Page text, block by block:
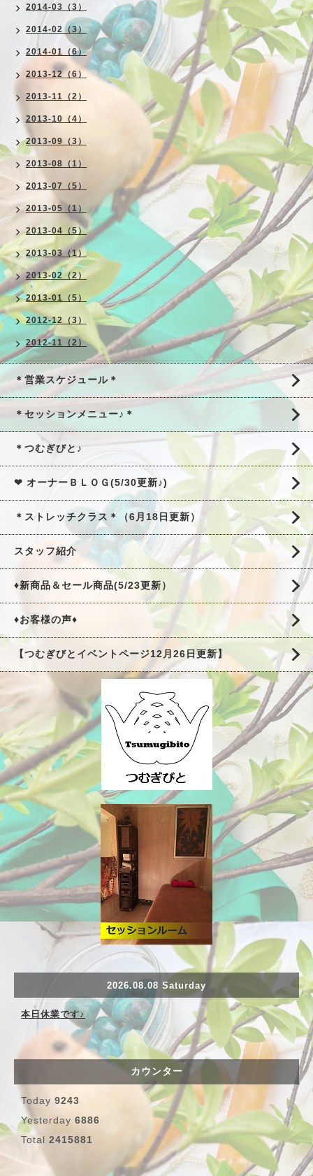
2014-03（3）
2014-02（3）
2014-01（6）
2013-12（6）
2013-11（2）
2013-10（4）
2013-09（3）
2013-08（1）
2013-07（5）
2013-05（1）
2013-04（5）
2013-03（1）
2013-02（2）
2013-01（5）
2012-12（3）
2012-11（2）
＊営業スケジュール＊
＊セッションメニュー♪＊
＊つむぎびと♪
❤ オーナーＢＬＯＧ(5/30更新♪)
＊ストレッチクラス＊（6月18日更新）
スタッフ紹介
♦新商品＆セール商品(5/23更新）
♦お客様の声♦
【つむぎびとイベントページ12月26日更新】
2026.08.08 Saturday
本日休業です♪
カウンター
Today 9243
Yesterday 6886
Total 2415881